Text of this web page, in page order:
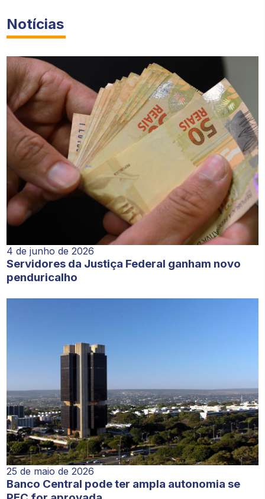
Notícias
4 de junho de 2026
Servidores da Justiça Federal ganham novo
penduricalho
25 de maio de 2026
Banco Central pode ter ampla autonomia se